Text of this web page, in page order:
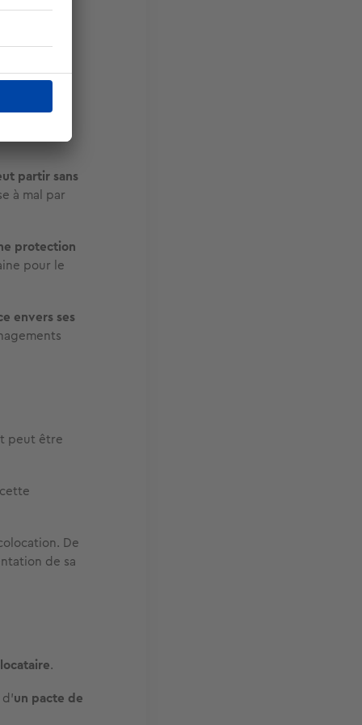
»
et non
du
partir sans
à mal par
protection
pour le
envers ses
peut être
De
de sa
.
un pacte de